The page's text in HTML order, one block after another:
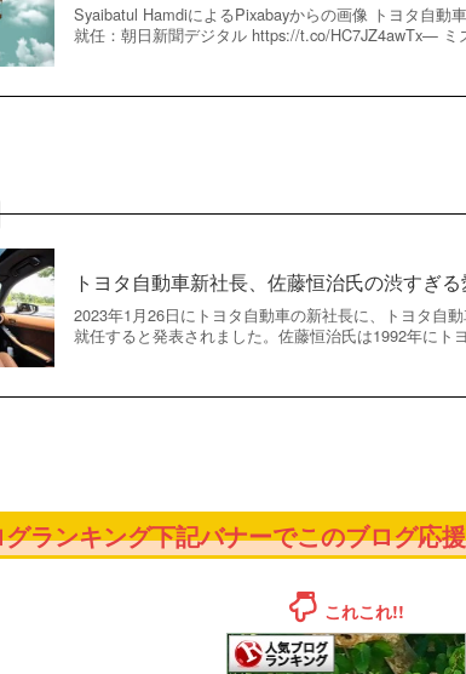
Syaibatul HamdiによるPixabayからの画像 トヨタ自
就任：朝日新聞デジタル https://t.co/HC7JZ4awTx—
トヨタ自動車新社長、佐藤恒治氏の渋すぎ
2023年1月26日にトヨタ自動車の新社長に、トヨタ自
就任すると発表されました。佐藤恒治氏は1992年にト
ランキング下記バナーでこのブログ応
これこれ!!